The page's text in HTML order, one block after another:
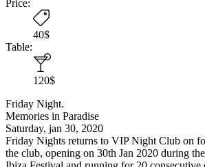
Price:
40$
Table:
120$
Friday Night.
Memories in Paradise
Saturday, jan 30, 2020
Friday Nights returns to VIP Night Club on
the club, opening on 30th Jan 2020 during